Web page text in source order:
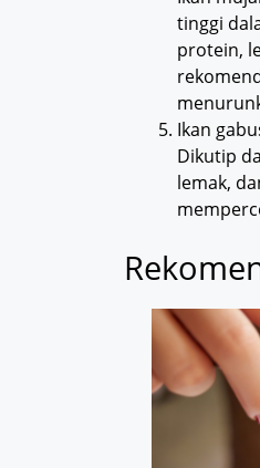
tinggi
protein,
Ikan
Dikutip
lemak,